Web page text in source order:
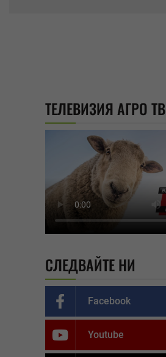
ТЕЛЕВИЗИЯ АГРО ТВ
СЛЕДВАЙТЕ НИ
Facebook
Youtube